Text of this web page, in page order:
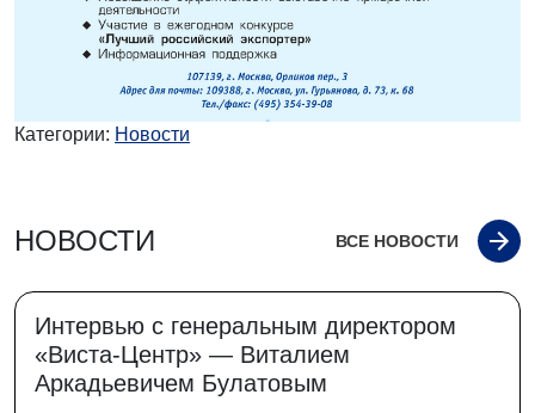
Категории: Новости
НОВОСТИ ВСЕ НОВОСТИ
Интервью с генеральным директором
«Виста-Центр» — Виталием
Аркадьевичем Булатовым